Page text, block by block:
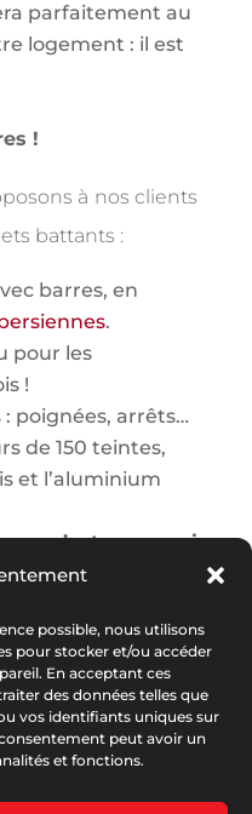
possible, nous utilisons
pour stocker et/ou accéder
En acceptant ces
des données telles que
vos identifiants uniques sur
peut avoir un
et fonctions.
parfaitement au
logement : il est
!
à nos clients
battants :
barres, en
.
pour les
!
: poignées, arrêts…
de 150 teintes,
et l’aluminium
c’est pourquoi
une réponse
demande.
!